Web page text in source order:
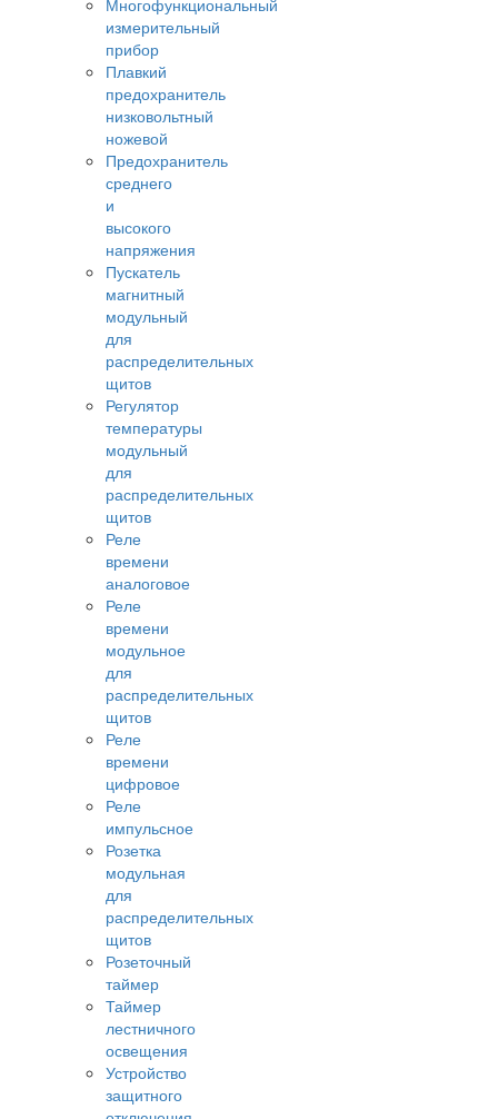
Многофункциональный
измерительный
прибор
Плавкий
предохранитель
низковольтный
ножевой
Предохранитель
среднего
и
высокого
напряжения
Пускатель
магнитный
модульный
для
распределительных
щитов
Регулятор
температуры
модульный
для
распределительных
щитов
Реле
времени
аналоговое
Реле
времени
модульное
для
распределительных
щитов
Реле
времени
цифровое
Реле
импульсное
Розетка
модульная
для
распределительных
щитов
Розеточный
таймер
Таймер
лестничного
освещения
Устройство
защитного